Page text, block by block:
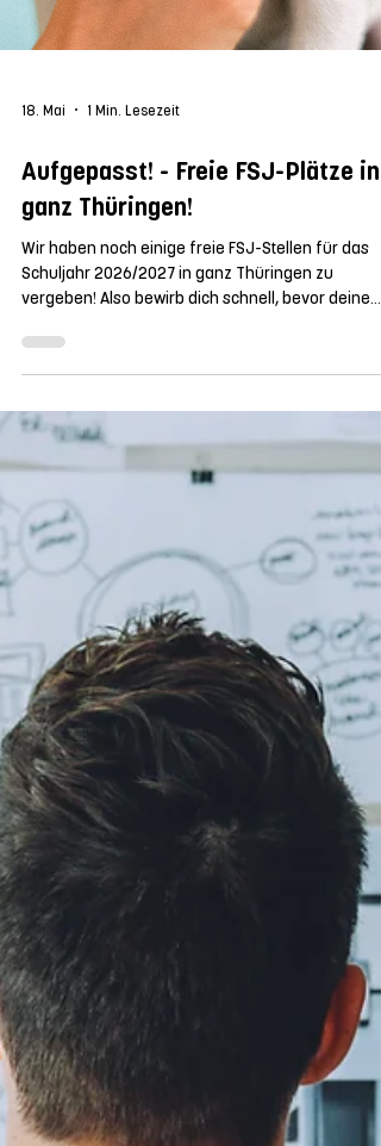
Aufgepasst! - Freie FSJ-Plätze in
ganz Thüringen!
Wir haben noch einige freie FSJ-Stellen für das
Schuljahr 2026/2027 in ganz Thüringen zu
vergeben! Also bewirb dich schnell, bevor deine
richtige dabei? Frag einfach bei uns nach, wir
haben ein breites Spektrum an
Einsatzmöglichkeiten in Thüringen. Freie
Einsatzstellen: Junge Gemeinde Stadtmitte in Jena
Kita Campus-Kinderland Erfurt, Evangelische
und Regelschulen, Gymnasi